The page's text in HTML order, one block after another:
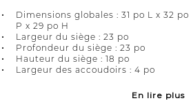
Dimensions globales : 31 po L x 32 po
P x 29 po H
Largeur du siège : 23 po
Profondeur du siège : 23 po
Hauteur du siège : 18 po
Largeur des accoudoirs : 4 po
En lire plus